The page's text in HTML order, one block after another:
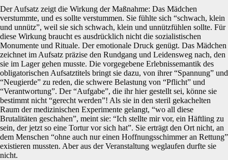
Der Aufsatz zeigt die Wirkung der Maßnahme: Das Mädchen
verstummte, und es sollte verstummen. Sie fühlte sich “schwach, klein
und unnütz”, weil sie sich schwach, klein und unnützfühlen sollte. Für
diese Wirkung braucht es ausdrücklich nicht die sozialistischen
Monumente und Rituale. Der emotionale Druck genügt. Das Mädchen
zeichnet im Aufsatz präzise den Rundgang und Leidensweg nach, den
sie im Lager gehen musste. Die vorgegebene Erlebnissemantik des
obligatorischen Aufsatztitels bringt sie dazu, von ihrer “Spannung” und
“Neugierde” zu reden, die schwere Belastung von “Pflicht” und
“Verantwortung”. Der “Aufgabe”, die ihr hier gestellt sei, könne sie
bestimmt nicht “gerecht werden”! Als sie in den steril gekachelten
Raum der medizinischen Experimente gelangt, “wo all diese
Brutalitäten geschahen”, meint sie: “Ich stellte mir vor, ein Häftling zu
sein, der jetzt so eine Tortur vor sich hat”. Sie erträgt den Ort nicht, an
dem Menschen “ohne auch nur einen Hoffnungsschimmer an Rettung”
existieren mussten. Aber aus der Veranstaltung weglaufen durfte sie
nicht.